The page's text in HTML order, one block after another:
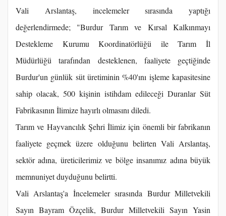
Vali Arslantaş, incelemeler sırasında yaptığı
değerlendirmede; "Burdur Tarım ve Kırsal Kalkınmayı
Destekleme Kurumu Koordinatörlüğü ile Tarım İl
Müdürlüğü tarafından desteklenen, faaliyete geçtiğinde
Burdur'un günlük süt üretiminin %40'ını işleme kapasitesine
sahip olacak, 500 kişinin istihdam edileceği Duranlar Süt
Fabrikasının İlimize hayırlı olmasını diledi.
Tarım ve Hayvancılık Şehri İlimiz için önemli bir fabrikanın
faaliyete geçmek üzere olduğunu belirten Vali Arslantaş,
sektör adına, üreticilerimiz ve bölge insanımız adına büyük
memnuniyet duyduğunu belirtti.
Vali Arslantaş'a İncelemeler sırasında Burdur Milletvekili
Sayın Bayram Özçelik, Burdur Milletvekili Sayın Yasin